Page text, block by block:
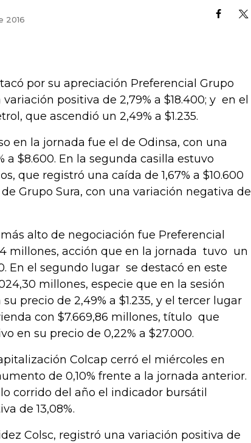
2016
por su apreciación Preferencial Grupo
positiva de 2,79% a $18.400; y en el
que ascendió un 2,49% a $1.235.
en la jornada fue el de Odinsa, con una
a $8.600. En la segunda casilla estuvo
que registró una caída de 1,67% a $10.600
Grupo Sura, con una variación negativa de
alto de negociación fue Preferencial
millones, acción que en la jornada tuvo un
En el segundo lugar se destacó en este
millones, especie que en la sesión
precio de 2,49% a $1.235, y el tercer lugar
con $7.669,86 millones, título que
en su precio de 0,22% a $27.000.
Colcap cerró el miércoles en
de 0,10% frente a la jornada anterior.
corrido del año el indicador bursátil
de 13,08%.
Colsc, registró una variación positiva de